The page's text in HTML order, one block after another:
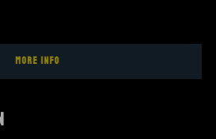
MORE INFO